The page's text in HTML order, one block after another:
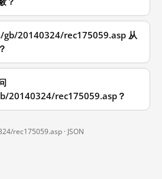
20140324/rec175059.asp 从
20140324/rec175059.asp？
rec175059.asp · JSON